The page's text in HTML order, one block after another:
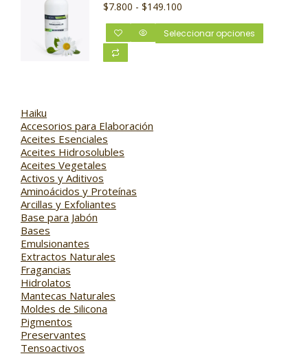
$7.800 - $149.100
Seleccionar opciones
Haiku
Accesorios para Elaboración
Aceites Esenciales
Aceites Hidrosolubles
Aceites Vegetales
Activos y Aditivos
Aminoácidos y Proteínas
Arcillas y Exfoliantes
Base para Jabón
Bases
Emulsionantes
Extractos Naturales
Fragancias
Hidrolatos
Mantecas Naturales
Moldes de Silicona
Pigmentos
Preservantes
Tensoactivos